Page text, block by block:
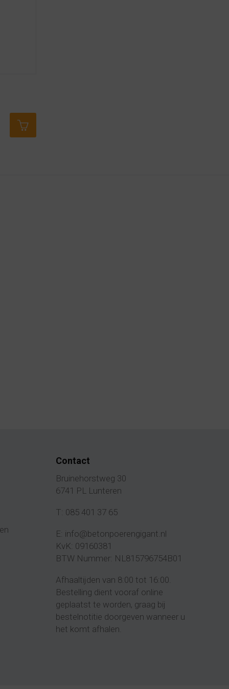
Contact
Bruinehorstweg 30
6741 PL Lunteren
T: 085 401 37 65
E: info@betonpoerengigant.nl
KvK: 09160381
BTW Nummer: NL815796754B01
Afhaaltijden van 8:00 tot 16:00.
Bestelling dient vooraf online
geplaatst te worden, graag bij
bestelnotitie doorgeven wanneer u
het komt afhalen